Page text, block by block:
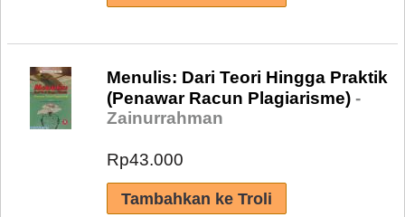
Menulis: Dari Teori Hingga Praktik
(Penawar Racun Plagiarisme) -
Zainurrahman
Rp43.000